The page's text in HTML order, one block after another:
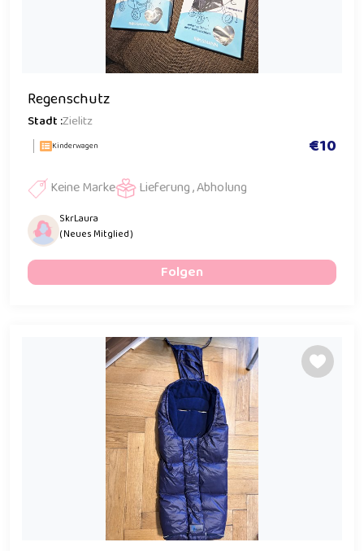
Regenschutz
Stadt :Zielitz
Kinderwagen €10
Keine Marke Lieferung , Abholung
SkrLaura
( Neues Mitglied )
Folgen